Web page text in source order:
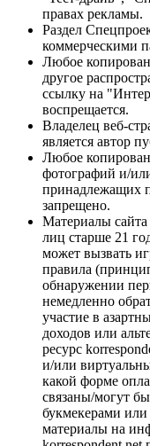
правах рекламы.
Раздел
коммерческими
Любое
другое
ссылку на
воспрещается.
Владелец веб-
является автор
Любое
фотографий и/
принадлежащих
запрещено.
Материалы сайта
лиц старше 21
может вызвать
правила
обнаружении
немедленно
участие в
доходов или
ресурс
и/или
какой форме
связаны/могут
букмекерами
материалы на